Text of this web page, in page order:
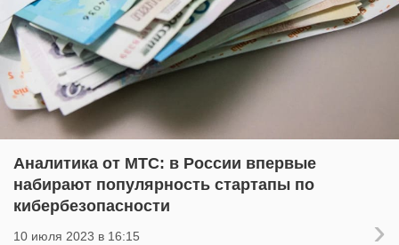
Аналитика от МТС: в России впервые
набирают популярность стартапы по
кибербезопасности
10 июля 2023 в 16:15